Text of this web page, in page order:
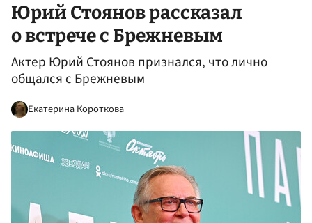
Юрий Стоянов рассказал
о встрече с Брежневым
Актер Юрий Стоянов признался, что лично
общался с Брежневым
Екатерина Короткова